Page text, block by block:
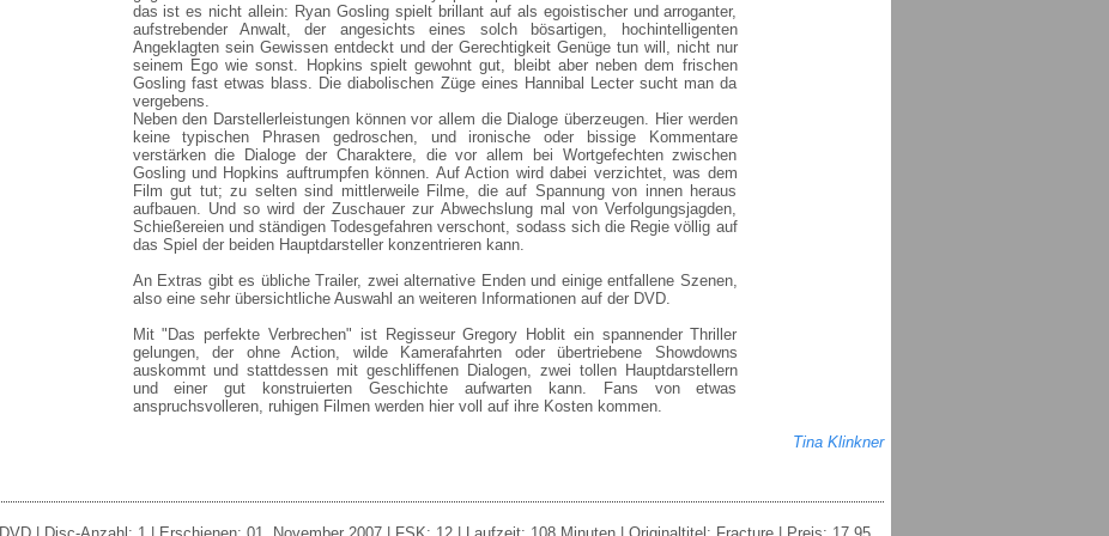
das ist es nicht allein: Ryan Gosling spielt brillant auf als egoistischer und arroganter,
aufstrebender Anwalt, der angesichts eines solch bösartigen, hochintelligenten
Angeklagten sein Gewissen entdeckt und der Gerechtigkeit Genüge tun will, nicht nur
seinem Ego wie sonst. Hopkins spielt gewohnt gut, bleibt aber neben dem frischen
Gosling fast etwas blass. Die diabolischen Züge eines Hannibal Lecter sucht man da
vergebens.
Neben den Darstellerleistungen können vor allem die Dialoge überzeugen. Hier werden
keine typischen Phrasen gedroschen, und ironische oder bissige Kommentare
verstärken die Dialoge der Charaktere, die vor allem bei Wortgefechten zwischen
Gosling und Hopkins auftrumpfen können. Auf Action wird dabei verzichtet, was dem
Film gut tut; zu selten sind mittlerweile Filme, die auf Spannung von innen heraus
aufbauen. Und so wird der Zuschauer zur Abwechslung mal von Verfolgungsjagden,
Schießereien und ständigen Todesgefahren verschont, sodass sich die Regie völlig auf
das Spiel der beiden Hauptdarsteller konzentrieren kann.
An Extras gibt es übliche Trailer, zwei alternative Enden und einige entfallene Szenen,
also eine sehr übersichtliche Auswahl an weiteren Informationen auf der DVD.
Mit "Das perfekte Verbrechen" ist Regisseur Gregory Hoblit ein spannender Thriller
gelungen, der ohne Action, wilde Kamerafahrten oder übertriebene Showdowns
auskommt und stattdessen mit geschliffenen Dialogen, zwei tollen Hauptdarstellern
und einer gut konstruierten Geschichte aufwarten kann. Fans von etwas
anspruchsvolleren, ruhigen Filmen werden hier voll auf ihre Kosten kommen.
Tina Klinkner